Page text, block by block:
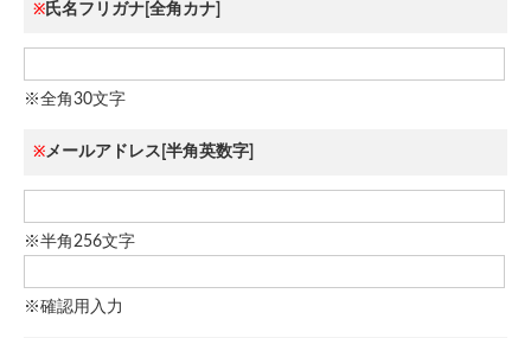
※ 氏名フリガナ[全角カナ]
※全角30文字
※メールアドレス[半角英数字]
※半角256文字
※確認用入力